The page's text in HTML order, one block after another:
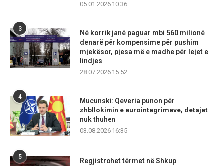
05.01.2026 10:36
3
Në korrik janë paguar mbi 560 milionë
denarë për kompensime për pushim
mjekësor, pjesa më e madhe për lejet e
lindjes
28.07.2026 15:52
4
Mucunski: Qeveria punon për
zhbllokimin e eurointegrimeve, detajet
nuk thuhen
03.08.2026 16:35
5
Regjistrohet tërmet në Shkup